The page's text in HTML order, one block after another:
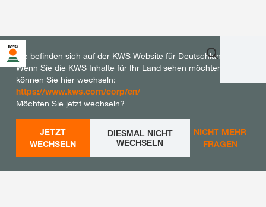
Sie befinden sich auf der KWS Website für Deutschland.
Wenn Sie die KWS Inhalte für Ihr Land sehen möchten,
können Sie hier wechseln:
https://www.kws.com/corp/en/
Möchten Sie jetzt wechseln?
JETZT
WECHSELN
DIESMAL NICHT
WECHSELN
NICHT MEHR
FRAGEN